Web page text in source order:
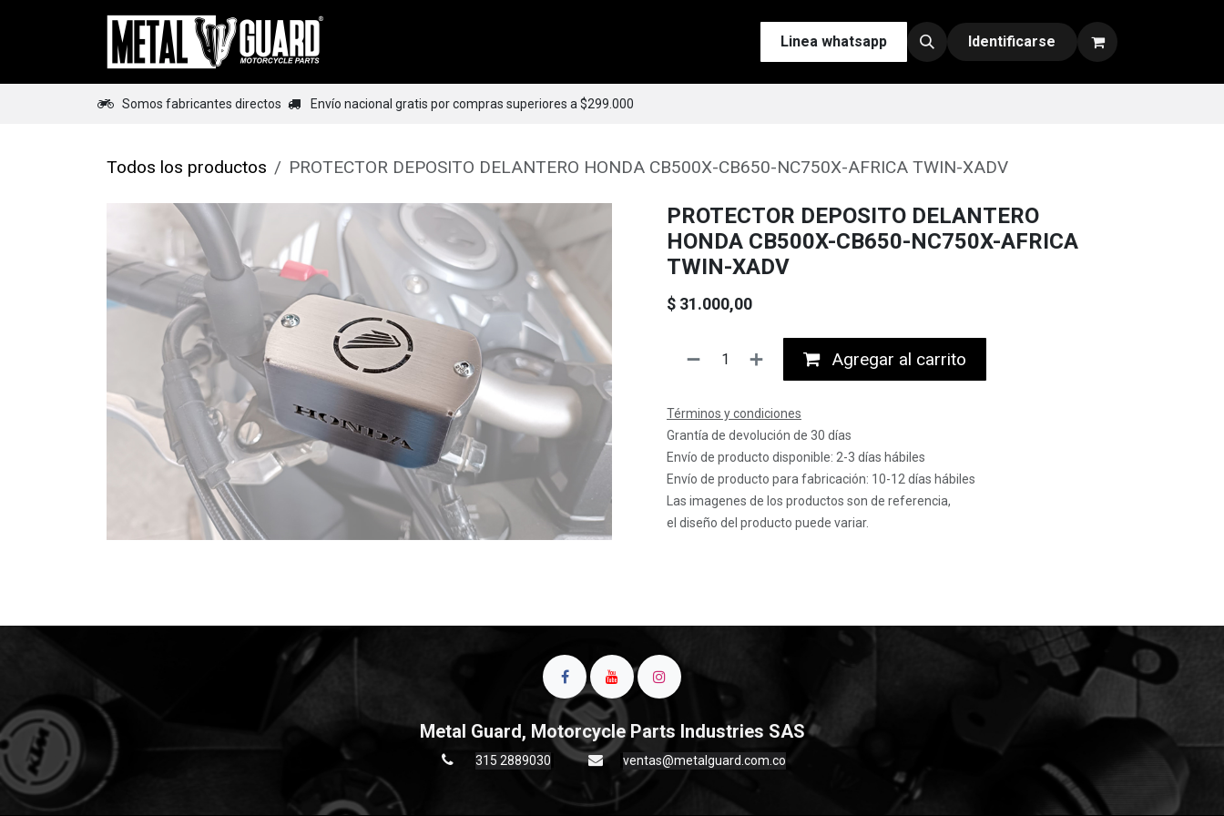
Ir al contenido
Esenciales Contáctenos Nuestras Redes y Canales de Venta
Linea whatsapp Identificarse
Somos fabricantes directos Envío nacional gratis por compras superiores a $299.000
Todos los productos PROTECTOR DEPOSITO DELANTERO HONDA CB500X-CB650-NC750X-AFRICA TWIN-XADV
PROTECTOR DEPOSITO DELANTERO
HONDA CB500X-CB650-NC750X-AFRICA
TWIN-XADV
$ 31.000,00
Agregar al carrito
Términos y condiciones
Grantía de devolución de 30 días
Envío de producto disponible: 2-3 días hábiles
Envío de producto para fabricación: 10-12 días hábiles
Las imagenes de los productos son de referencia,
el diseño del producto puede variar.
Metal Guard, Motorcycle Parts Industries SAS
315 2889030 ventas@metalguard.com.co